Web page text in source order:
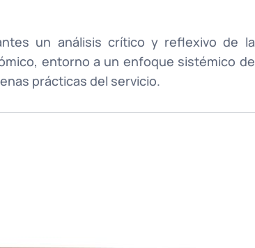
un análisis crítico y reflexivo de la
entorno a un enfoque sistémico de
prácticas del servicio.